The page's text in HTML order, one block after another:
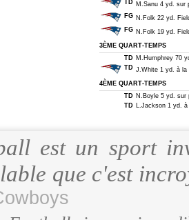
TD M.Sanu 4 yd. sur
FG N.Folk 22 yd.
FG N.Folk 19 yd.
3ÈME QUART-TEMPS
TD M.Humphrey 70
TD J.White 1 yd. à la
4ÈME QUART-TEMPS
TD N.Boyle 5 yd. sur
TD L.Jackson 1 yd. à
est un sport
que c'est